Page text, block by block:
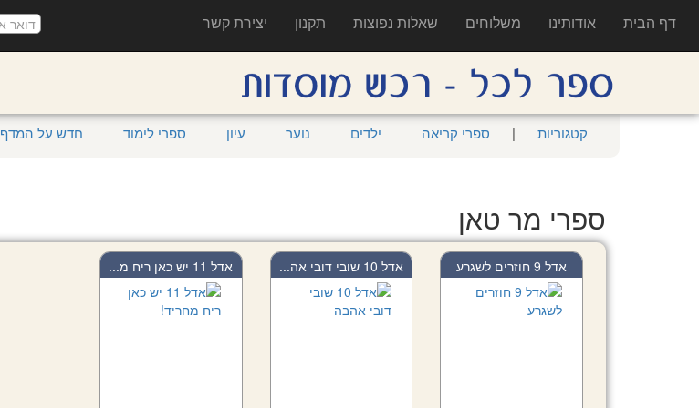
דף הבית אודותינו משלוחים שאלות נפוצות תקנון יצירת קשר
קטגוריות | ספרי קריאה ילדים נוער עיון ספרי לימוד חדש על המדף
ספרי מר טאן
אדל 9 חוזרים לשגרע אדל 10 שובי דובי אה... אדל 11 יש כאן ריח מ...